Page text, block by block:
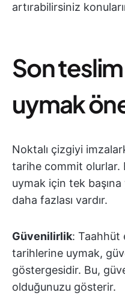
artırabilirsiniz
Son
uymak
Noktalı çizgiyi
tarihe commit olurlar.
uymak için tek
daha fazlası vardır.
Güvenilirlik: Taahhüt
tarihlerine uymak,
göstergesidir. Bu,
olduğunuzu gösterir.